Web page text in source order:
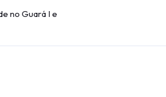
no Guará I e